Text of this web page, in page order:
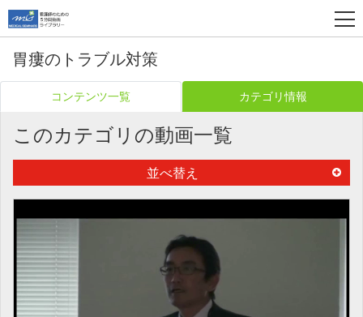
胃瘻のトラブル対策
コンテンツ一覧 カテゴリ情報
このカテゴリの動画一覧
並べ替え